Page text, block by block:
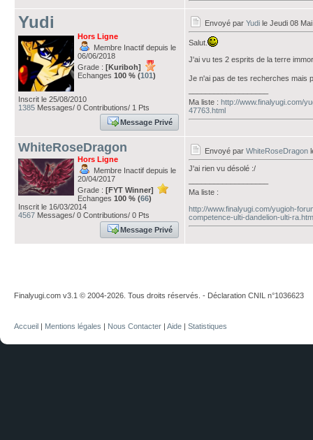
Yudi
Hors Ligne
Membre Inactif depuis le
06/06/2018
Grade : [Kuriboh]
Echanges 100 % (101)
Inscrit le 25/08/2010
1385 Messages/ 0 Contributions/ 1 Pts
Message Privé
Envoyé par Yudi le Jeudi 08
Salut.
J'ai vu tes 2 esprits de la terre
Je n'ai pas de tes recherches mais
Ma liste : http://www.finalyugi.com/
47763.html
WhiteRoseDragon
Hors Ligne
Membre Inactif depuis le
20/04/2017
Grade : [FYT Winner]
Echanges 100 % (66)
Inscrit le 16/03/2014
4567 Messages/ 0 Contributions/ 0 Pts
Message Privé
Envoyé par WhiteRoseDragon
J'ai rien vu désolé :/
Ma liste :
http://www.finalyugi.com/yugioh-
competence-ulti-dandelion-ulti-
Finalyugi.com v3.1 © 2004-2026. Tous droits réservés. - Déclaration CNIL n°1036623
Accueil | Mentions légales | Nous Contacter | Aide | Statistiques